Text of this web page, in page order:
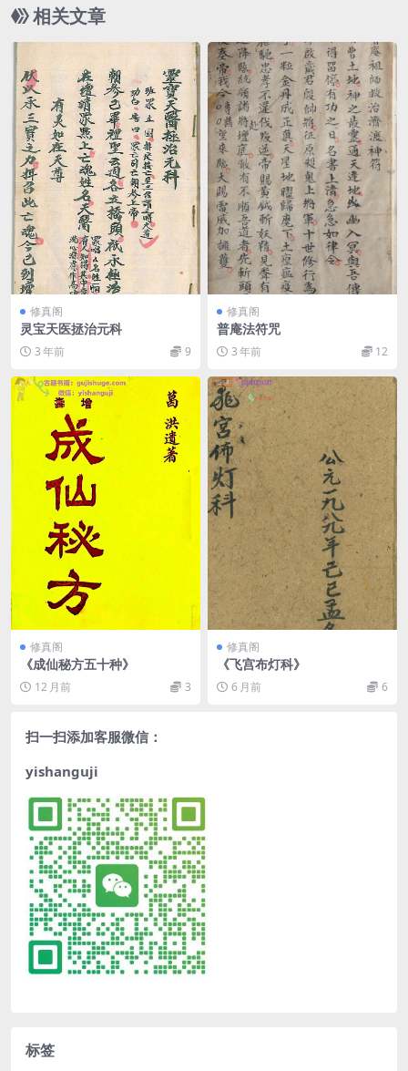
相关文章
修真阁
灵宝天医拯治元科
3 年前 9
修真阁
普庵法符咒
3 年前 12
修真阁
《成仙秘方五十种》
12 月前 3
修真阁
《飞宫布灯科》
6 月前 6
扫一扫添加客服微信：
yishanguji
标签